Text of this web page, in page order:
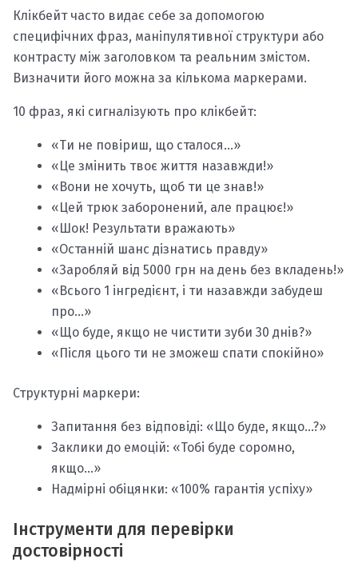
Клікбейт часто видає себе за допомогою
специфічних фраз, маніпулятивної структури або
контрасту між заголовком та реальним змістом.
Визначити його можна за кількома маркерами.
10 фраз, які сигналізують про клікбейт:
«Ти не повіриш, що сталося…»
«Це змінить твоє життя назавжди!»
«Вони не хочуть, щоб ти це знав!»
«Цей трюк заборонений, але працює!»
«Шок! Результати вражають»
«Останній шанс дізнатись правду»
«Заробляй від 5000 грн на день без вкладень!»
«Всього 1 інгредієнт, і ти назавжди забудеш
про…»
«Що буде, якщо не чистити зуби 30 днів?»
«Після цього ти не зможеш спати спокійно»
Структурні маркери:
Запитання без відповіді: «Що буде, якщо…?»
Заклики до емоцій: «Тобі буде соромно,
якщо…»
Надмірні обіцянки: «100% гарантія успіху»
Інструменти для перевірки
достовірності